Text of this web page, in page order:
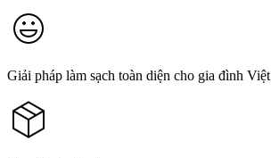
Giải pháp làm sạch toàn diện cho gia đình Việt